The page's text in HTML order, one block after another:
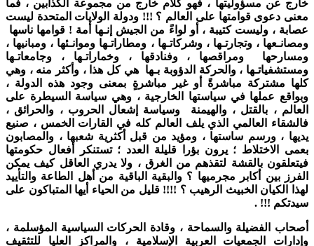
خارج عن مسؤوليتها ، فهو كلام خارج من مجموعة الكذابين ، فما
معنى دعوى قوامتها على العالم ؟ !!! ودولة الولايات المتحدة ليست
عصابة ، وليست كتيبة ، أو لواءً من الجيش إنـها أمة ! قوامها ناسها
ومصانـعها ، وتجارتـها ، وشركاتـها ، ومطاراتـها وموانـئها ، ومبانيها ،
ومسارحها ومراقصها ، وفنادقها ، وخماراتـها ، وجامعاتـها
ومستشفياتـها ، والحركة الدؤوبة بـها هي كل هذا ، وأكثر منه ، وهي
كلها مشتركة مباشرةً أو غير مباشرةٍ بمعنى وجود هذه الدولة ،
وبواقع عملها في سياستها الخارجية ، وهي سياسة السيطرة على
العالم ، بالقتل ، والهيمنة وسياسة إشعال الحروب ، والحرائق ،
فالشقاء العالمي الذي يلف العالم كله في القارات الخمس ، صنيع
يديها ، ورسم ساستها ، ومؤيد من قبل أكثرية شعبها ، والمصابون
بعمى الاختلاط ؛ يرون بؤرا قليلة العدد ؛ تستنكر أفعال حكومتها
فيتعلقون بالقشة لتقذهم من الغرق ، ولا يدري العاقل كيف يمكن
الفرز بين أكابر مجرميها ؟ والبقية الباقية من أهل الطاعة والتأييد
لهذا الكيان الخبيث الرهيب ؟ !!!! قليل من الحياء أيها المتباكون على
سيدتكم !!! .
أصحاب الفضيلة والسماحة ، وقادة الحركات السياسية المؤسلمة ،
وإدارات الجمعيات العربية الإسلامية ، والمراكز العليا للتثقيف